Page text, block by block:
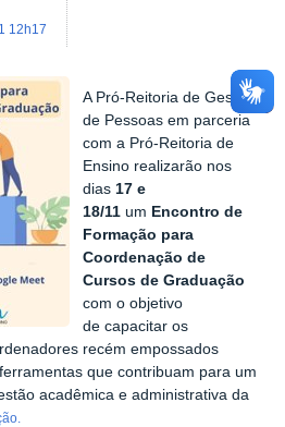
12h17
A Pró-Reitoria de Gestão
de Pessoas em parceria
com a Pró-Reitoria de
Ensino realizarão nos
dias 17 e
18/11 um Encontro de
Formação para
Coordenação de
Cursos de Graduação
com o objetivo
de capacitar os
recém empossados
que contribuam para um
acadêmica e administrativa da